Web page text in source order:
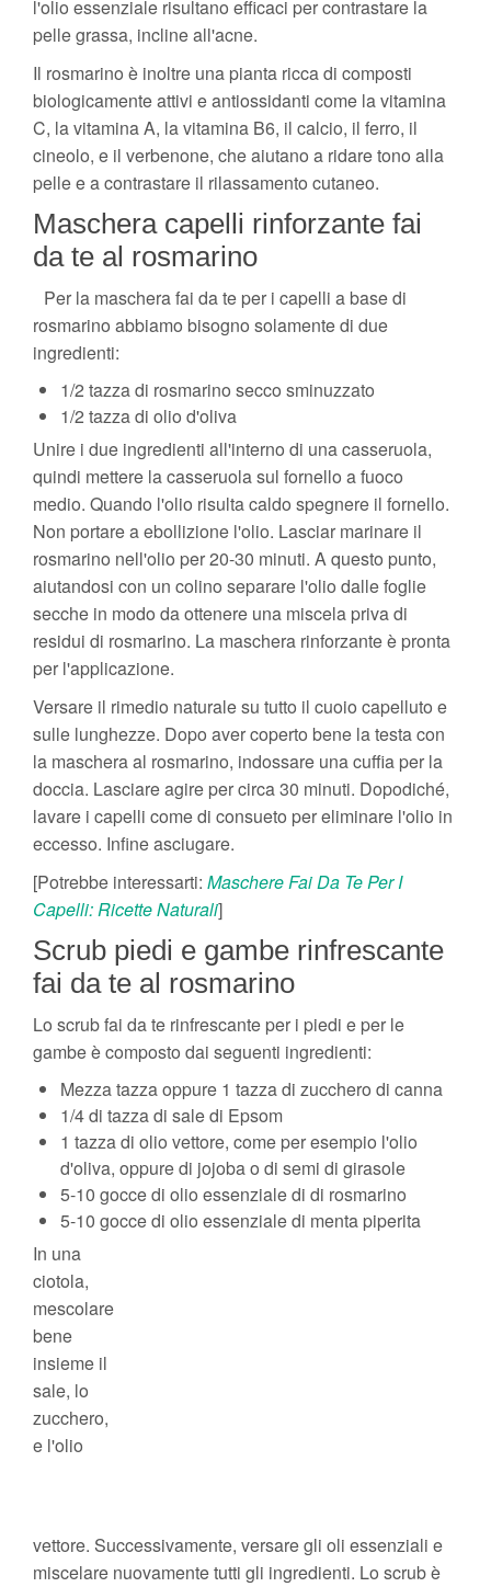
l'olio essenziale risultano efficaci per contrastare la
pelle grassa, incline all'acne.
Il rosmarino è inoltre una pianta ricca di composti
biologicamente attivi e antiossidanti come la vitamina
C, la vitamina A, la vitamina B6, il calcio, il ferro, il
cineolo, e il verbenone, che aiutano a ridare tono alla
pelle e a contrastare il rilassamento cutaneo.
Maschera capelli rinforzante fai
da te al rosmarino
Per la maschera fai da te per i capelli a base di
rosmarino abbiamo bisogno solamente di due
ingredienti:
1/2 tazza di rosmarino secco sminuzzato
1/2 tazza di olio d'oliva
Unire i due ingredienti all'interno di una casseruola,
quindi mettere la casseruola sul fornello a fuoco
medio. Quando l'olio risulta caldo spegnere il fornello.
Non portare a ebollizione l'olio. Lasciar marinare il
rosmarino nell'olio per 20-30 minuti. A questo punto,
aiutandosi con un colino separare l'olio dalle foglie
secche in modo da ottenere una miscela priva di
residui di rosmarino. La maschera rinforzante è pronta
per l'applicazione.
Versare il rimedio naturale su tutto il cuoio capelluto e
sulle lunghezze. Dopo aver coperto bene la testa con
la maschera al rosmarino, indossare una cuffia per la
doccia. Lasciare agire per circa 30 minuti. Dopodiché,
lavare i capelli come di consueto per eliminare l'olio in
eccesso. Infine asciugare.
[Potrebbe interessarti: Maschere Fai Da Te Per I
Capelli: Ricette Naturali]
Scrub piedi e gambe rinfrescante
fai da te al rosmarino
Lo scrub fai da te rinfrescante per i piedi e per le
gambe è composto dai seguenti ingredienti:
Mezza tazza oppure 1 tazza di zucchero di canna
1/4 di tazza di sale di Epsom
1 tazza di olio vettore, come per esempio l'olio
d'oliva, oppure di jojoba o di semi di girasole
5-10 gocce di olio essenziale di di rosmarino
5-10 gocce di olio essenziale di menta piperita
In una
ciotola,
mescolare
bene
insieme il
sale, lo
zucchero,
e l'olio
vettore. Successivamente, versare gli oli essenziali e
miscelare nuovamente tutti gli ingredienti. Lo scrub è